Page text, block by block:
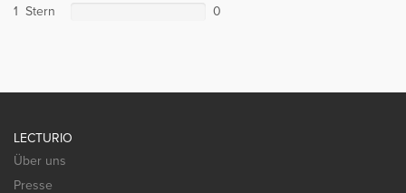
1 Stern
0
LECTURIO
Über uns
Presse